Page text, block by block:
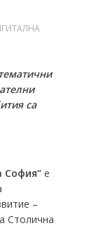
са
София“ е
–
Столична